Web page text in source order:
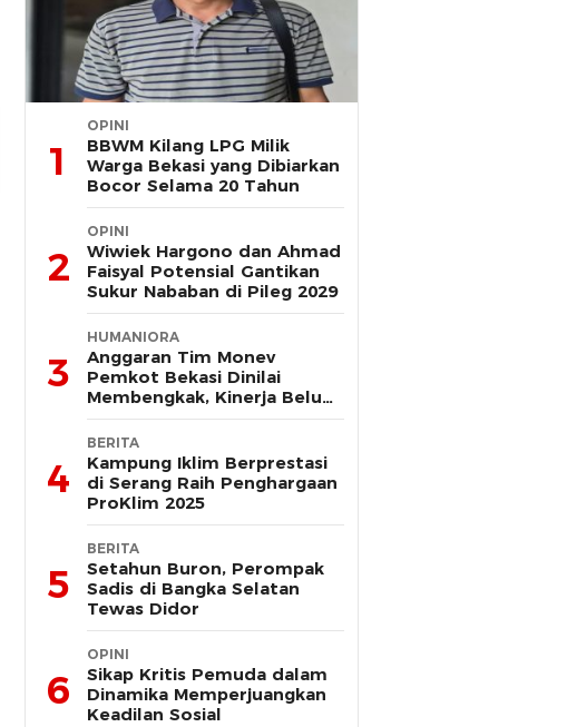
1
OPINI
BBWM Kilang LPG Milik
Warga Bekasi yang Dibiarkan
Bocor Selama 20 Tahun
2
OPINI
Wiwiek Hargono dan Ahmad
Faisyal Potensial Gantikan
Sukur Nababan di Pileg 2029
3
HUMANIORA
Anggaran Tim Monev
Pemkot Bekasi Dinilai
Membengkak, Kinerja Belum
Terbukti Efektif
4
BERITA
Kampung Iklim Berprestasi
di Serang Raih Penghargaan
ProKlim 2025
5
BERITA
Setahun Buron, Perompak
Sadis di Bangka Selatan
Tewas Didor
6
OPINI
Sikap Kritis Pemuda dalam
Dinamika Memperjuangkan
Keadilan Sosial